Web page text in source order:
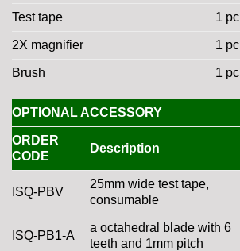
Test tape 1 pc
2X magnifier 1 pc
Brush 1 pc
OPTIONAL ACCESSORY
ORDER
CODE
Description
ISQ-PBV
25mm wide test tape,
consumable
ISQ-PB1-A
a octahedral blade with 6
teeth and 1mm pitch